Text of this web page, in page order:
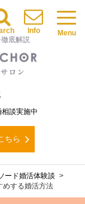
底解説
談実施中
ちら
Menu
Info
ード婚活体験談
めする婚活方法